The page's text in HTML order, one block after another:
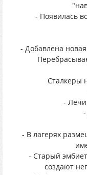
- Появилась
- Добавлена
Сталкеры
-
- В лагерях
- Старый
создают